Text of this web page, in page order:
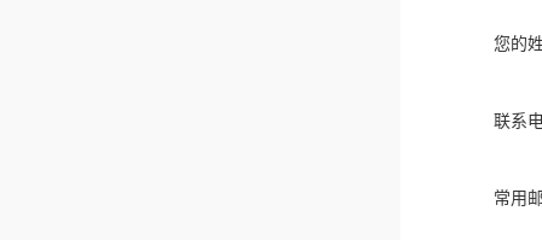
您的
联系
常用